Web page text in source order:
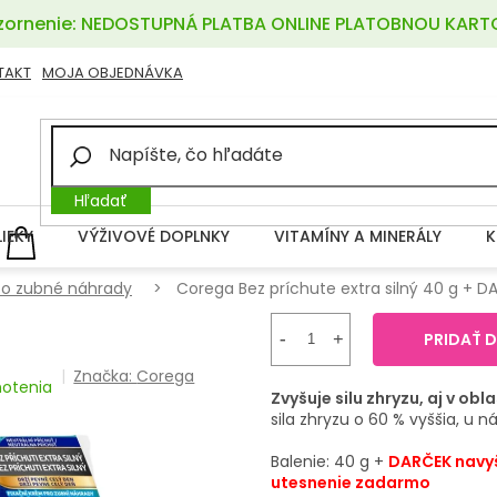
NEDOSTUPNÁ PLATBA ONLINE PLATOBNOU
MOJA OBJEDNÁVKA
Hľadať
NÁKUPNÝ
KOŠÍK
VÝŽIVOVÉ DOPLNKY VITAMÍNY A MINERÁLY
zubné náhrady Corega Bez príchute extra silný 40 g +
Značka:Corega
PRIDAŤ
Zvyšuje silu zhryzu, aj v
sila zhryzu o 60 % vyššia, u
Balenie: 40 g + DARČEK
utesnenie zadarmo